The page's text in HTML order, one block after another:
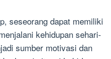
seseorang dapat memiliki
kehidupan sehari-
sumber motivasi dan